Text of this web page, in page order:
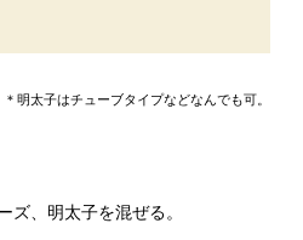
＊明太子はチューブタイプなどなんでも可。
ズ、明太子を混ぜる。